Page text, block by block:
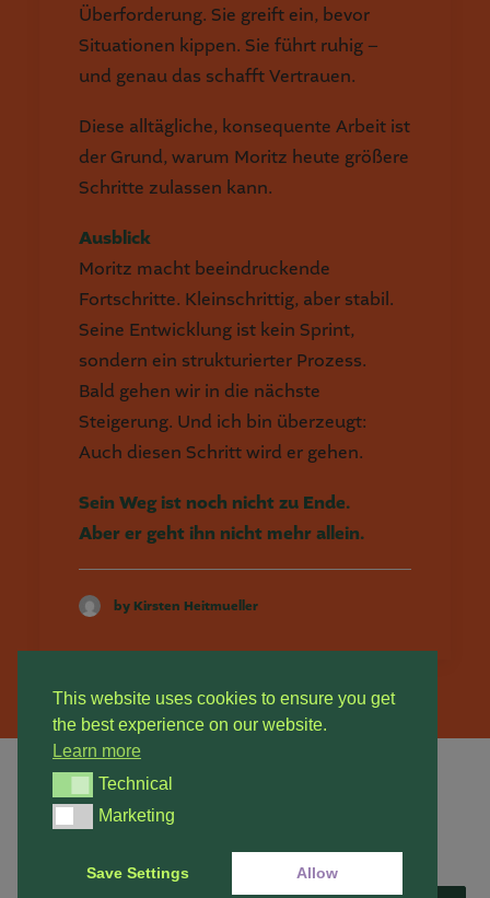
Überforderung. Sie greift ein, bevor
Situationen kippen. Sie führt ruhig –
und genau das schafft Vertrauen.
Diese alltägliche, konsequente Arbeit ist
der Grund, warum Moritz heute größere
Schritte zulassen kann.
Ausblick
Moritz macht beeindruckende
Fortschritte. Kleinschrittig, aber stabil.
Seine Entwicklung ist kein Sprint,
sondern ein strukturierter Prozess.
Bald gehen wir in die nächste
Steigerung. Und ich bin überzeugt:
Auch diesen Schritt wird er gehen.
Sein Weg ist noch nicht zu Ende.
Aber er geht ihn nicht mehr allein.
by Kirsten Heitmueller
© 2026 Hundeschule Sarstedt. All rights reserved
This website uses cookies to ensure you get
the best experience on our website.
Learn more
Technical
Technical
Marketing
Marketing
Save Settings Allow